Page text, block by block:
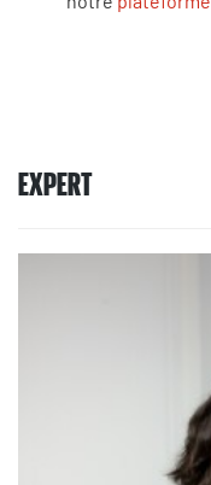
EXPERT